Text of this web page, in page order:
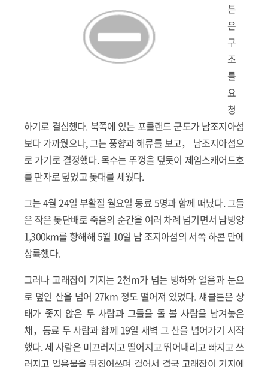
튼
은
구
조
를
요
청
하기로 결심했다. 북쪽에 있는 포클랜드 군도가 남조지아섬
보다 가까웠으나, 그는 풍향과 해류를 보고， 남조지아섬으
로 가기로 결정했다. 목수는 뚜껑을 덮듯이 제임스캐어드호
를 판자로 덮었고 돛대를 세웠다.
그는 4월 24일 부활절 월요일 동료 5명과 함께 떠났다. 그들
은 작은 돛단배로 죽음의 순간을 여러 차례 넘기면서 남빙양
1,300km를 항해해 5월 10일 남 조지아섬의 서쪽 하콘 만에
상륙했다.
그러나 고래잡이 기지는 2천m가 넘는 빙하와 얼음과 눈으
로 덮인 산을 넘어 27km 정도 떨어져 있었다. 섀클튼은 상
태가 좋지 않은 두 사람과 그들을 돌 볼 사람을 남겨놓은
채，동료 두 사람과 함께 19일 새벽 그 산을 넘어가기 시작
했다. 세 사람은 미끄러지고 떨어지고 뛰어내리고 빠지고 쓰
러지고 얼음물을 뒤집어쓰며 걸어서 결국 고래잡이 기지에